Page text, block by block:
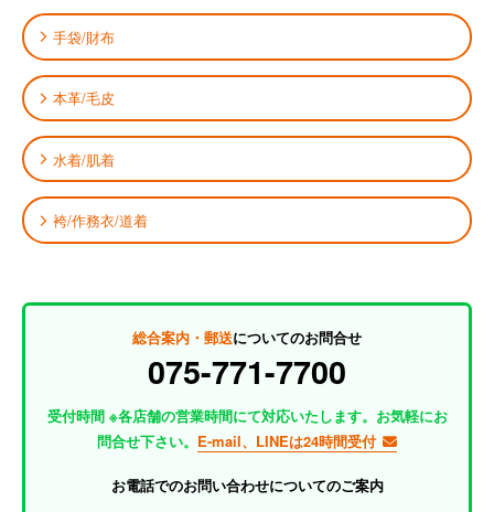
手袋/財布
本革/毛皮
水着/肌着
袴/作務衣/道着
総合案内・郵送についてのお問合せ
075-771-7700
受付時間 ※各店舗の営業時間にて対応いたします。お気軽にお
問合せ下さい。 E-mail、LINEは24時間受付
お電話でのお問い合わせについてのご案内